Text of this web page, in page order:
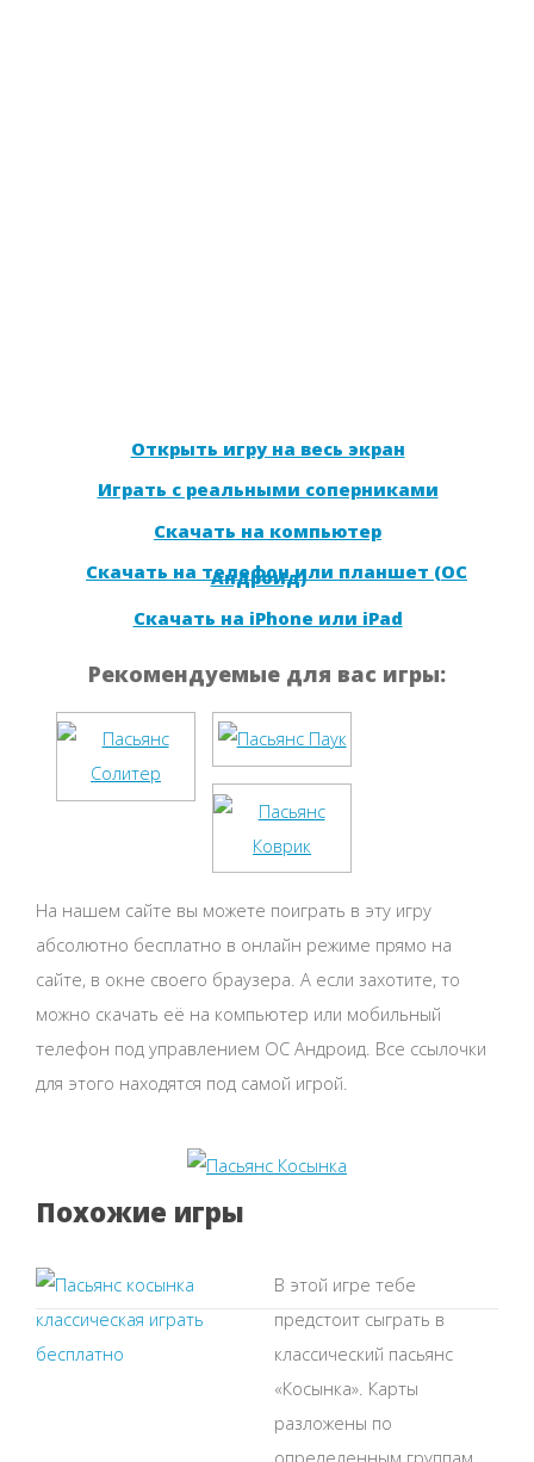
Открыть игру на весь экран
Играть с реальными соперниками
Скачать на компьютер
Скачать на телефон или планшет (ОС
Андроид)
Скачать на iPhone или iPad
Рекомендуемые для вас игры:
На нашем сайте вы можете поиграть в эту игру
абсолютно бесплатно в онлайн режиме прямо на
сайте, в окне своего браузера. А если захотите, то
можно скачать её на компьютер или мобильный
телефон под управлением ОС Андроид. Все ссылочки
для этого находятся под самой игрой.
Похожие игры
В этой игре тебе
предстоит сыграть в
классический пасьянс
«Косынка». Карты
разложены по
определенным группам.